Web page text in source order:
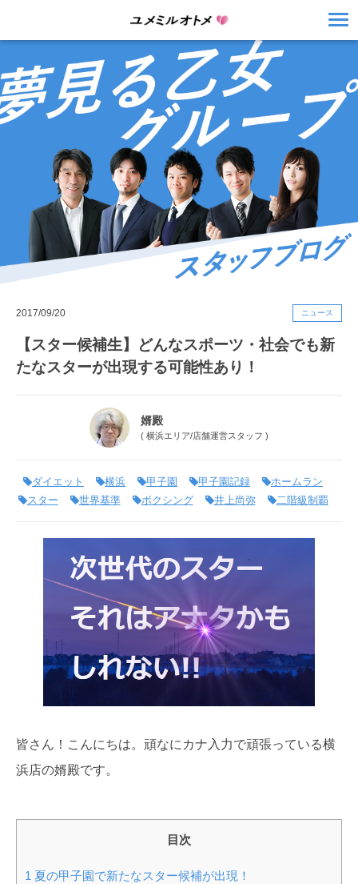
2017/09/20 ニュース
【スター候補生】どんなスポーツ・社会でも新
たなスターが出現する可能性あり！
婿殿
( 横浜エリア/店舗運営スタッフ )
ダイエット 横浜 甲子園 甲子園記録
ホームラン
スター
世界基準 ボクシング 井上尚弥 二階級制覇
皆さん！こんにちは。頑なにカナ入力で頑張っている横
浜店の婿殿です。
目次
1 夏の甲子園で新たなスター候補が出現！